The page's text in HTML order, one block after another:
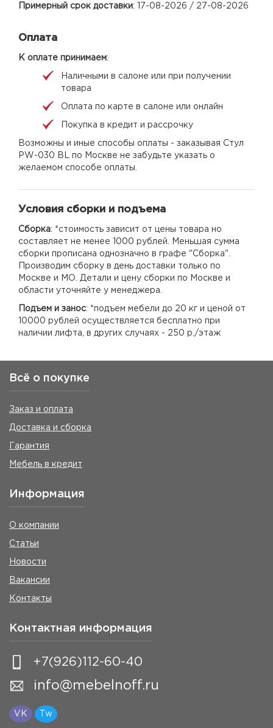
Примерный срок доставки: 17-08-2026 / 27-08-2026
Оплата
К оплате принимаем:
Наличными в салоне или при получении
товара
Оплата по карте в салоне или онлайн
Покупка в кредит и рассрочку
Возможны и иные способы оплаты - заказывая Стул
PW-030 BL по Москве не забудьте указать о
желаемом способе оплаты.
Условия сборки и подъема
Сборка: *стоимость зависит от цены товара но
составляет не менее 1000 рублей. Меньшая сумма
сборки прописана однозначно в графе "Сборка".
Производим сборку в день доставки только по
Москве и МО. Детали и цену сборки по Москве и
области уточняйте у менеджера.
Подъем и занос: *подъем мебели до 20 кг и ценой от
10000 рублей осуществляется бесплатно при
наличии лифта, в других случаях - 250 р./этаж
Всё о покупке
Заказ и оплата
Доставка и сборка
Гарантия
Мебель в кредит
Информация
О компании
Статьи
Новости
Вакансии
Контакты
Контактная информация
+7(926)112-60-40
info@mebelnoff.ru
VK Tw